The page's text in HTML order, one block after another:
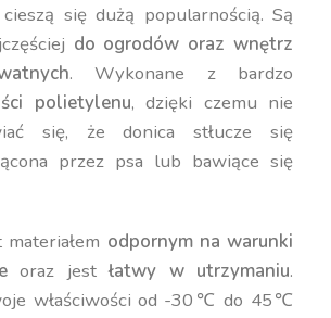
się dużą popularnością. Są
do ogrodów oraz wnętrz
. Wykonane z bardzo
polietylenu, dzięki czemu nie
się, że donica stłucze się
przez psa lub bawiące się
odpornym na warunki
oraz jestłatwy w utrzymaniu.
właściwości od -30℃ do 45℃